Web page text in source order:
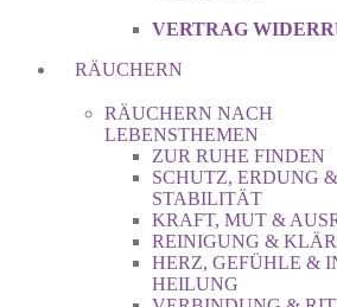
VERTRAG
RÄUCHERN
RÄUCHERN NACH
LEBENSTHEMEN
ZUR RUHE FINDEN
SCHUTZ, ERDUNG &
STABILITÄT
KRAFT, MUT &
REINIGUNG &
HERZ, GEFÜHLE &
HEILUNG